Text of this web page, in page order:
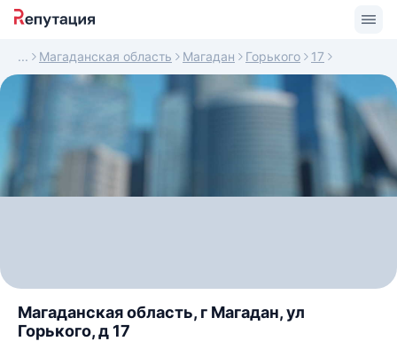
Магаданская область Магадан Горького 17
Магаданская область, г Магадан, ул
Горького, д 17